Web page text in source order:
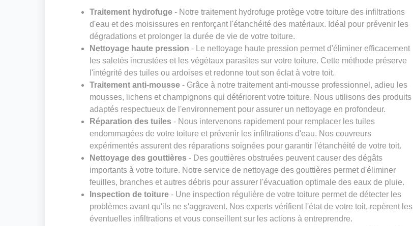
Traitement hydrofuge - Notre traitement hydrofuge protège votre toiture des infiltrations
d'eau et des moisissures en renforçant l'étanchéité des matériaux. Idéal pour prévenir les
dégradations et prolonger la durée de vie de votre toiture.
Nettoyage haute pression - Le nettoyage haute pression permet d'éliminer efficacement
les saletés incrustées et les végétaux parasites sur votre toiture. Cette méthode préserve
l'intégrité des tuiles ou ardoises et redonne tout son éclat à votre toit.
Traitement anti-mousse - Grâce à notre traitement anti-mousse professionnel, adieu les
mousses, lichens et champignons qui détériorent votre toiture. Nous utilisons des produits
adaptés respectueux de l'environnement pour assurer un nettoyage en profondeur.
Réparation des tuiles - Nous intervenons rapidement pour remplacer les tuiles
endommagées de votre toiture et prévenir les infiltrations d'eau. Nos couvreurs
expérimentés assurent des réparations soignées pour garantir l'étanchéité de votre toit.
Nettoyage des gouttières - Des gouttières obstruées peuvent causer des dégâts
importants à votre toiture. Notre service de nettoyage des gouttières permet d'éliminer
feuilles, branches et autres débris pour assurer l'évacuation optimale des eaux de pluie.
Inspection de toiture - Une inspection régulière de votre toiture permet de détecter les
problèmes avant qu'ils ne s'aggravent. Nos experts vérifient l'état de votre toit, repèrent les
éventuelles infiltrations et vous conseillent sur les actions à entreprendre.